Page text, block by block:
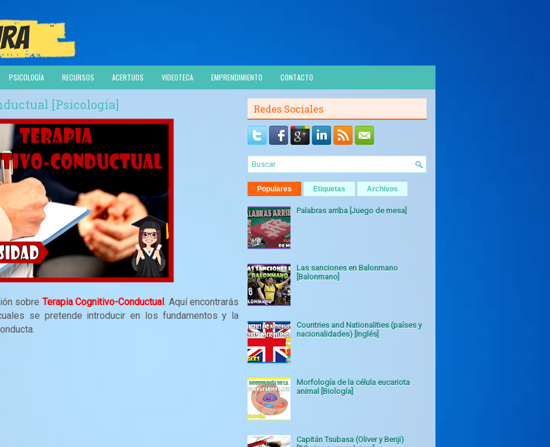
PSICOLOGÍA RECURSOS ACERTIJOS VIDEOTECA EMPRENDIMIENTO CONTACTO
[Psicología]
sobre Terapia Cognitivo-Conductual. Aquí encontrarás
se pretende introducir en los fundamentos y la
Redes Sociales
Populares Etiquetas Archivos
Palabras arriba [Juego de mesa]
Las sanciones en Balonmano
[Balonmano]
Countries and Nationalities (países y
nacionalidades) [Inglés]
Morfología de la célula eucariota
animal [Biología]
Capitán Tsubasa (Oliver y Benji)